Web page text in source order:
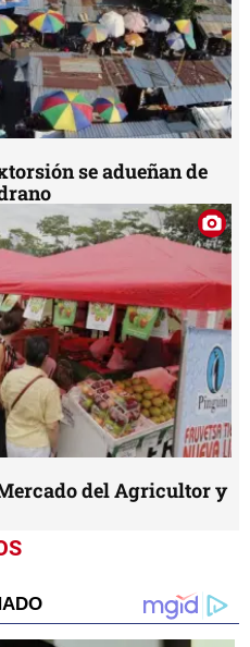
se adueñan de
del Agricultor y